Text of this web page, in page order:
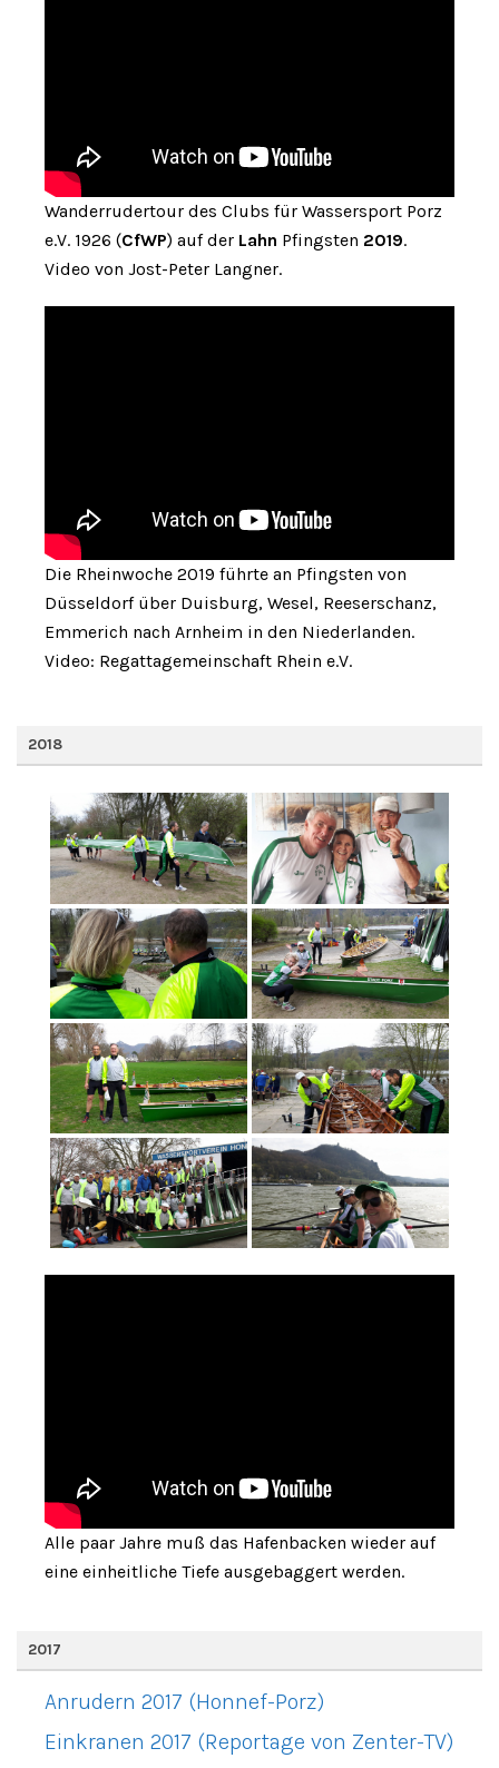
Wanderrudertour des Clubs für Wassersport Porz
e.V. 1926 (CfWP) auf der Lahn Pfingsten 2019.
Video von Jost-Peter Langner.
Die Rheinwoche 2019 führte an Pfingsten von
Düsseldorf über Duisburg, Wesel, Reeserschanz,
Emmerich nach Arnheim in den Niederlanden.
Video: Regattagemeinschaft Rhein e.V.
2018
Alle paar Jahre muß das Hafenbacken wieder auf
eine einheitliche Tiefe ausgebaggert werden.
2017
Anrudern 2017 (Honnef-Porz)
Einkranen 2017 (Reportage von Zenter-TV)